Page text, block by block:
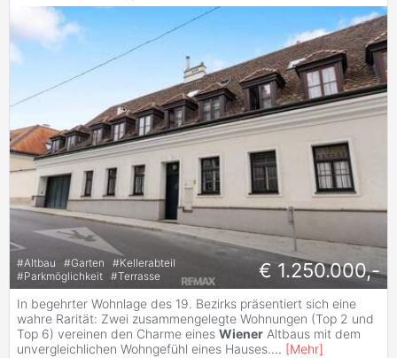
#Altbau #Garten #Kellerabteil
#Parkmöglichkeit #Terrasse € 1.250.000,-
In begehrter Wohnlage des 19. Bezirks präsentiert sich eine
wahre Rarität: Zwei zusammengelegte Wohnungen (Top 2 und
Top 6) vereinen den Charme eines Wiener Altbaus mit dem
unvergleichlichen Wohngefühl eines Hauses.... [Mehr]